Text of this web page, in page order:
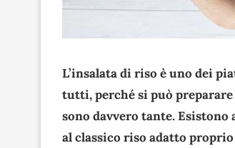
L’insalata di riso è uno dei
tutti, perché si può
sono davvero tante.
al classico riso adatto